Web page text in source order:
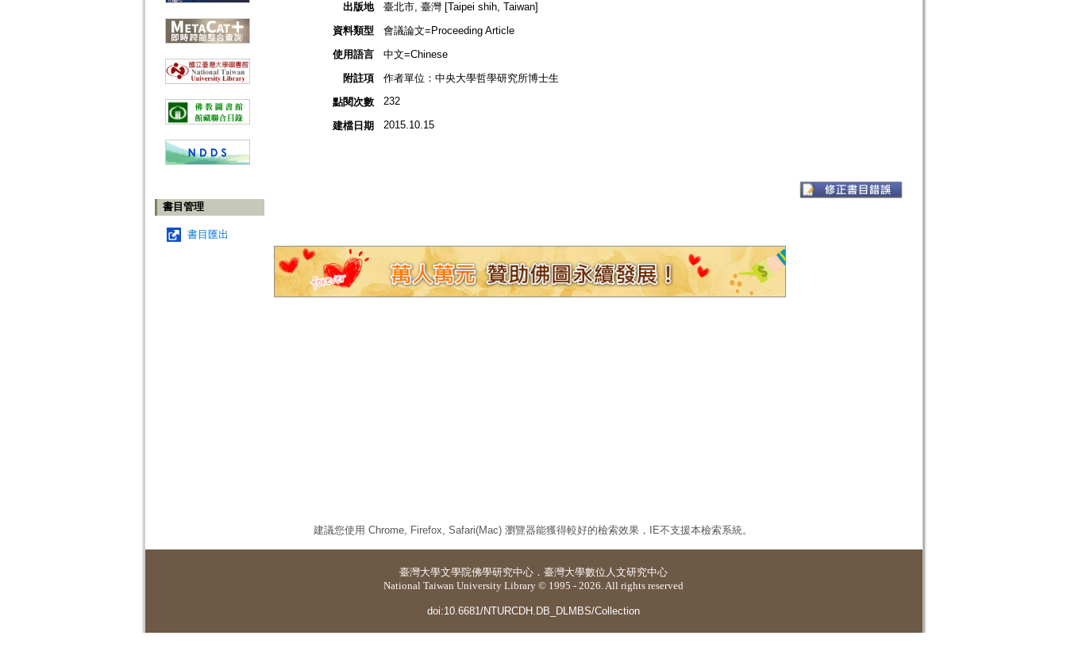
書目管理
書目匯出
出版地
臺北市, 臺灣 [Taipei shih, Taiwan]
資料類型
會議論文=Proceeding Article
使用語言
中文=Chinese
附註項
作者單位：中央大學哲學研究所博士生
點閱次數
232
建檔日期 2015.10.15
建議您使用 Chrome, Firefox, Safari(Mac) 瀏覽器能獲得較好的檢索效果，IE不支援本檢索系統。
臺灣大學文學院佛學研究中心 ． 臺灣大學數位人文研究中心
National Taiwan University Library © 1995 - 2026. All rights reserved
doi:10.6681/NTURCDH.DB_DLMBS/Collection